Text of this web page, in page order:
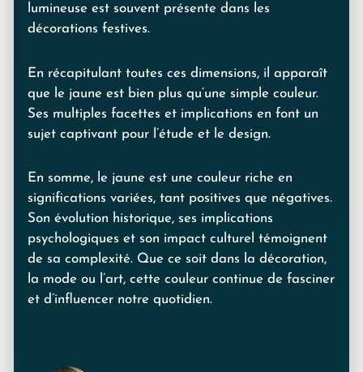
lumineuse est souvent présente dans les
décorations festives.
En récapitulant toutes ces dimensions, il apparaît
que le jaune est bien plus qu’une simple couleur.
Ses multiples facettes et implications en font un
sujet captivant pour l’étude et le design.
En somme, le jaune est une couleur riche en
significations variées, tant positives que négatives.
Son évolution historique, ses implications
psychologiques et son impact culturel témoignent
de sa complexité. Que ce soit dans la décoration,
la mode ou l’art, cette couleur continue de fasciner
et d’influencer notre quotidien.